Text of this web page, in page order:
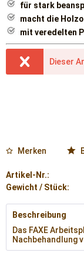
für stark
macht die
mit veredelten
Dieser
Merken
Artikel-Nr.:
Gewicht / Stück:
Beschreibung
Das FAXE
Nachbehandlung